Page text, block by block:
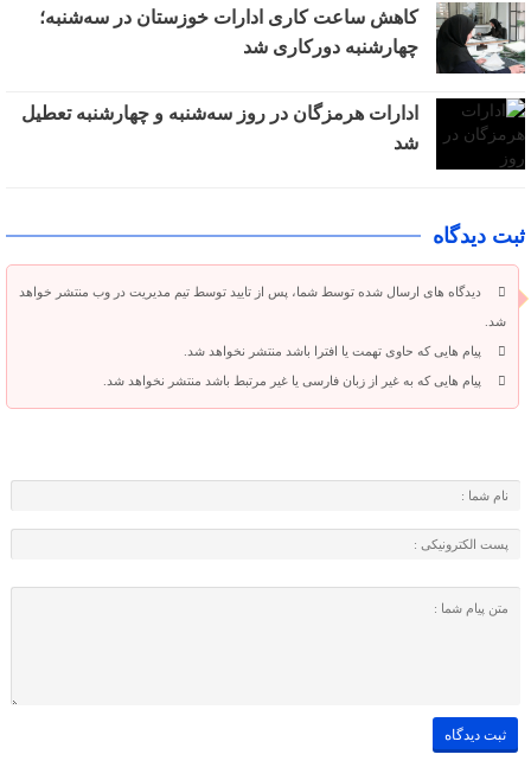
کاهش ساعت کاری ادارات خوزستان در سه‌شنبه؛
چهارشنبه دورکاری شد
ادارات هرمزگان در روز سه‌شنبه و چهارشنبه تعطیل
شد
ثبت دیدگاه
دیدگاه های ارسال شده توسط شما، پس از تایید توسط تیم مدیریت در وب منتشر خواهد
شد.
پیام هایی که حاوی تهمت یا افترا باشد منتشر نخواهد شد.
پیام هایی که به غیر از زبان فارسی یا غیر مرتبط باشد منتشر نخواهد شد.